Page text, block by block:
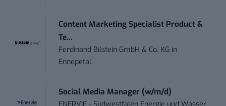
Content Marketing Specialist Product &
Te...
Ferdinand Bilstein GmbH & Co. KG in
Ennepetal
Social Media Manager (w/m/d)